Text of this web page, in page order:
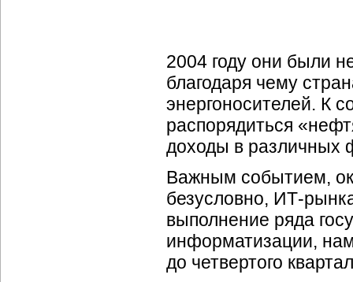
2004 году они были
благодаря чему
энергоносителей. К
распорядиться
доходы в различных
Важным событием,
безусловно, ИТ-
выполнение ряда
информатизации,
до четвертого